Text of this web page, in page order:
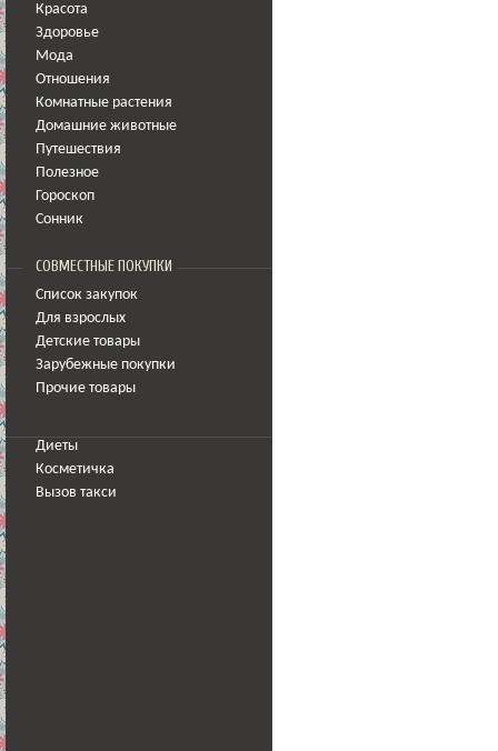
Красота
Здоровье
Мода
Отношения
Комнатные растения
Домашние животные
Путешествия
Полезное
Гороскоп
Сонник
СОВМЕСТНЫЕ ПОКУПКИ
Список закупок
Для взрослых
Детские товары
Зарубежные покупки
Прочие товары
Диеты
Косметичка
Вызов такси